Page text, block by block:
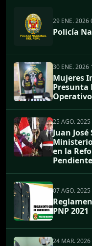
29 ENE. 2026
Policía
30 ENE. 2026
Mujeres
Presunta
Operativo
25 AGO.
Juan
en la
07 AGO.
PNP 2021
24 MAR. 2026